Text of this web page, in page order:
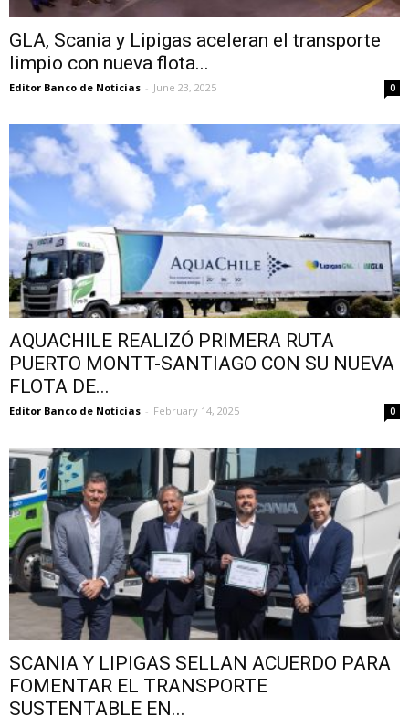
GLA, Scania y Lipigas aceleran el transporte
limpio con nueva flota...
Editor Banco de Noticias - June 23, 2025 0
AQUACHILE REALIZÓ PRIMERA RUTA
PUERTO MONTT-SANTIAGO CON SU NUEVA
FLOTA DE...
Editor Banco de Noticias - February 14, 2025 0
SCANIA Y LIPIGAS SELLAN ACUERDO PARA
FOMENTAR EL TRANSPORTE
SUSTENTABLE EN...